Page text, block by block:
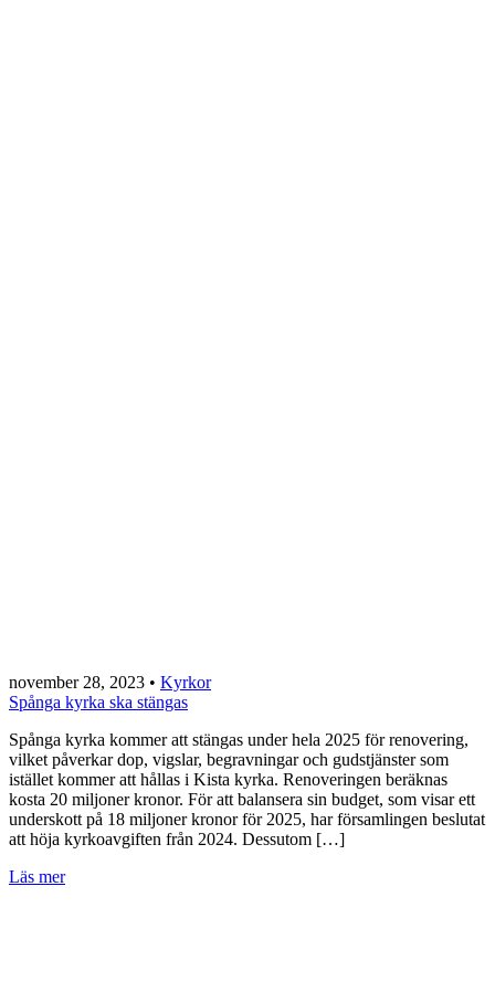
november 28, 2023 • Kyrkor
Spånga kyrka ska stängas
Spånga kyrka kommer att stängas under hela 2025 för renovering,
vilket påverkar dop, vigslar, begravningar och gudstjänster som
istället kommer att hållas i Kista kyrka. Renoveringen beräknas
kosta 20 miljoner kronor. För att balansera sin budget, som visar ett
underskott på 18 miljoner kronor för 2025, har församlingen beslutat
att höja kyrkoavgiften från 2024. Dessutom […]
Läs mer